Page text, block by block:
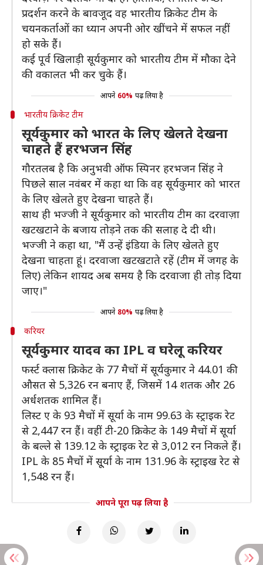
प्रदर्शन करने के बावजूद वह भारतीय क्रिकेट टीम के
चयनकर्ताओं का ध्यान अपनी ओर खींचने में सफल नहीं
हो सके हैं।
कई पूर्व खिलाड़ी सूर्यकुमार को भारतीय टीम में मौका देने
की वकालत भी कर चुके हैं।
आपने 60% पढ़ लिया है
भारतीय क्रिकेट टीम
सूर्यकुमार को भारत के लिए खेलते देखना
चाहते हैं हरभजन सिंह
गौरतलब है कि अनुभवी ऑफ स्पिनर हरभजन सिंह ने
पिछले साल नवंबर में कहा था कि वह सूर्यकुमार को भारत
के लिए खेलते हुए देखना चाहते हैं।
साथ ही भज्जी ने सूर्यकुमार को भारतीय टीम का दरवाज़ा
खटखटाने के बजाय तोड़ने तक की सलाह दे दी थी।
भज्जी ने कहा था, "मैं उन्हें इंडिया के लिए खेलते हुए
देखना चाहता हूं। दरवाजा खटखटाते रहें (टीम में जगह के
लिए) लेकिन शायद अब समय है कि दरवाजा ही तोड़ दिया
जाए।"
आपने 80% पढ़ लिया है
करियर
सूर्यकुमार यादव का IPL व घरेलू करियर
फर्स्ट क्लास क्रिकेट के 77 मैचों में सूर्यकुमार ने 44.01 की
औसत से 5,326 रन बनाए हैं, जिसमें 14 शतक और 26
अर्धशतक शामिल हैं।
लिस्ट ए के 93 मैचों में सूर्या के नाम 99.63 के स्ट्राइक रेट
से 2,447 रन हैं। वहीं टी-20 क्रिकेट के 149 मैचों में सूर्या
के बल्ले से 139.12 के स्ट्राइक रेट से 3,012 रन निकले हैं।
IPL के 85 मैचों में सू्र्या के नाम 131.96 के स्ट्राइख रेट से
1,548 रन हैं।
आपने पूरा पढ़ लिया है